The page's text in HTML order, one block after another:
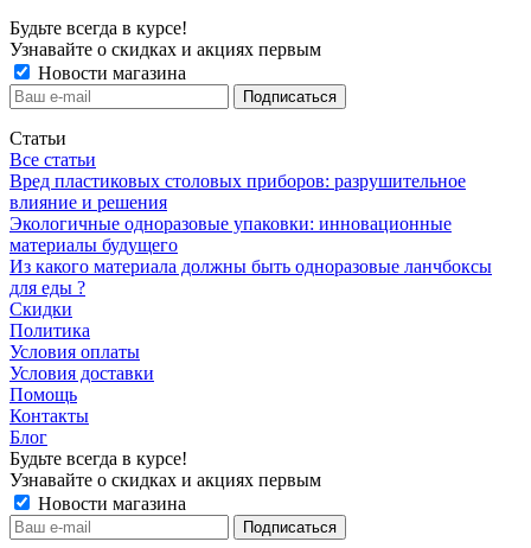
Будьте всегда в курсе!
Узнавайте о скидках и акциях первым
Новости магазина
Статьи
Все статьи
Вред пластиковых столовых приборов: разрушительное
влияние и решения
Экологичные одноразовые упаковки: инновационные
материалы будущего
Из какого материала должны быть одноразовые ланчбоксы
для еды ?
Скидки
Политика
Условия оплаты
Условия доставки
Помощь
Контакты
Блог
Будьте всегда в курсе!
Узнавайте о скидках и акциях первым
Новости магазина